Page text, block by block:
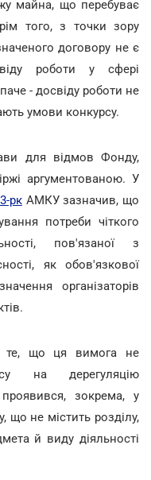
майна, що перебуває
того, з точки зору
договору не є
роботи у сфері
- досвіду роботи не
умови конкурсу.
для відмов Фонду,
аргументованою. У
ркАМКУ зазначив, що
потреби чіткого
пов'язаної з
як обов'язкової
організаторів
те, що ця вимога не
на дерегуляцію
проявився, зокрема, у
що не містить розділу,
й виду діяльності